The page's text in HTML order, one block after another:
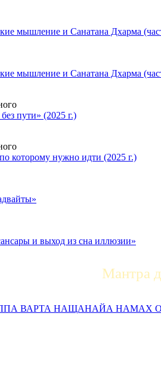
мышление и Санатана Дхарма
мышление и Санатана Дхарма
пути» (2025 г.)
которому нужно идти (2025 г.)
и выход из сна иллюзии»
Мантра
ВАРТА НАЩАНАЙА НАМАХ ОМ